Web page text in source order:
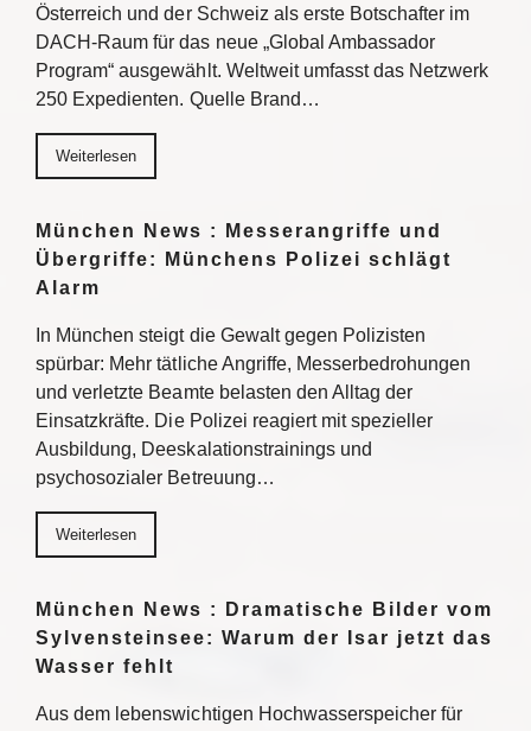
Österreich und der Schweiz als erste Botschafter im
DACH-Raum für das neue „Global Ambassador
Program“ ausgewählt. Weltweit umfasst das Netzwerk
250 Expedienten. Quelle Brand…
Weiterlesen
München News : Messerangriffe und
Übergriffe: Münchens Polizei schlägt
Alarm
In München steigt die Gewalt gegen Polizisten
spürbar: Mehr tätliche Angriffe, Messerbedrohungen
und verletzte Beamte belasten den Alltag der
Einsatzkräfte. Die Polizei reagiert mit spezieller
Ausbildung, Deeskalationstrainings und
psychosozialer Betreuung…
Weiterlesen
München News : Dramatische Bilder vom
Sylvensteinsee: Warum der Isar jetzt das
Wasser fehlt
Aus dem lebenswichtigen Hochwasserspeicher für